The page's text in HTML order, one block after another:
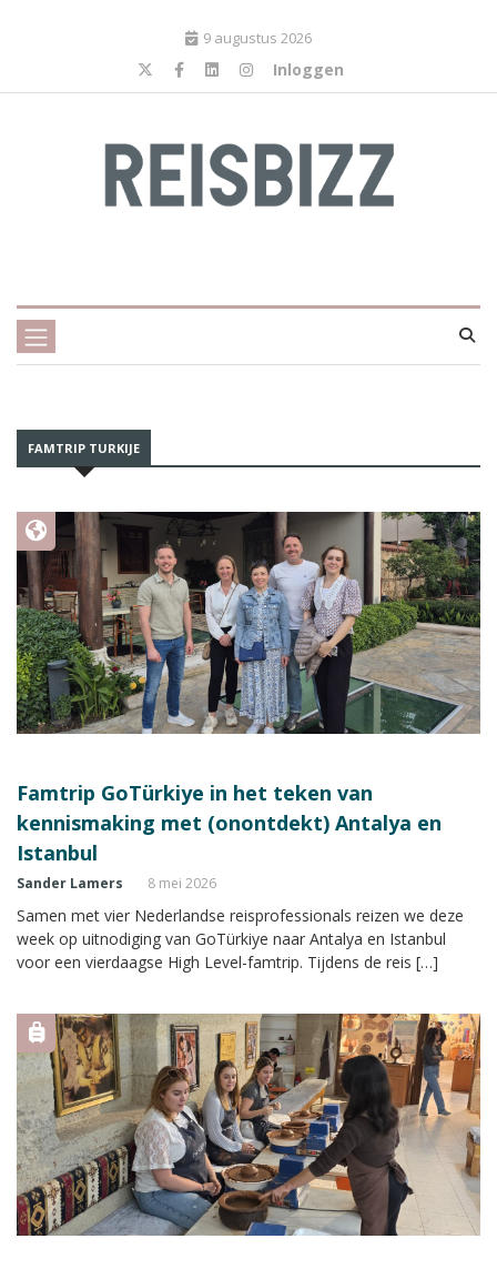
9 augustus 2026
Inloggen
FAMTRIP TURKIJE
Famtrip GoTürkiye in het teken van
kennismaking met (onontdekt) Antalya en
Istanbul
Sander Lamers 8 mei 2026
Samen met vier Nederlandse reisprofessionals reizen we deze
week op uitnodiging van GoTürkiye naar Antalya en Istanbul
voor een vierdaagse High Level-famtrip. Tijdens de reis […]